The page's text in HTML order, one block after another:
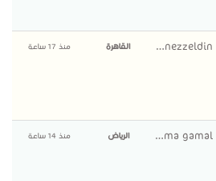
nonezzeldin القاهرة منذ 17 ساعة
salma gamal الرياض منذ 14 ساعة